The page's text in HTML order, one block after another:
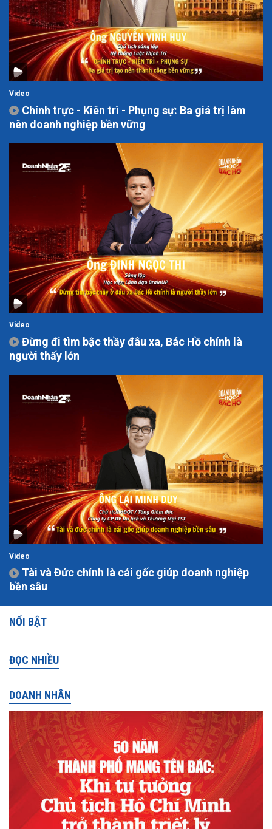
Video
Chính trực - Kiên trì - Phụng sự: Ba giá trị làm
nên doanh nghiệp bền vững
Video
Đừng đi tìm bậc thầy đâu xa, Bác Hồ chính là
người thấy lớn
Video
Tài và Đức chính là cái gốc giúp doanh nghiệp
bền sâu
NỔI BẬT
ĐỌC NHIỀU
DOANH NHÂN